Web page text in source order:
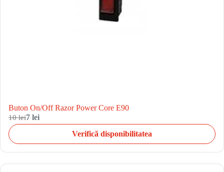
Buton On/Off Razor Power Core E90
10 lei7 lei
Verifică disponibilitatea